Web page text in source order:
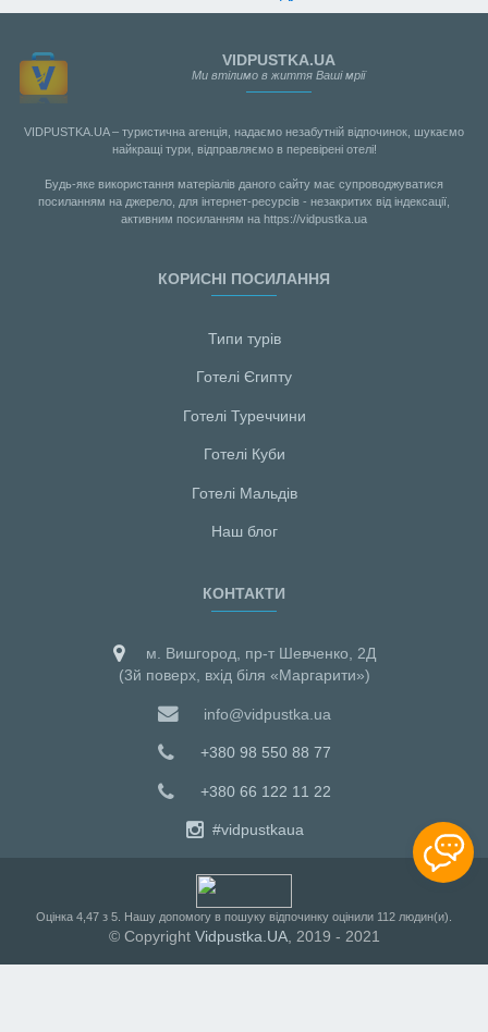
VIDPUSTKA.UA
Ми втілимо в життя Ваші мрії
VIDPUSTKA.UA – туристична агенція, надаємо незабутній відпочинок, шукаємо
найкращі тури, відправляємо в перевірені отелі!
Будь-яке використання матеріалів даного сайту має супроводжуватися
посиланням на джерело, для інтернет-ресурсів - незакритих від індексації,
активним посиланням на https://vidpustka.ua
КОРИСНІ ПОСИЛАННЯ
Типи турів
Готелі Єгипту
Готелі Туреччини
Готелі Куби
Готелі Мальдiв
Наш блог
КОНТАКТИ
м. Вишгород, пр-т Шевченко, 2Д
(3й поверх, вхід біля «Маргарити»)
info@vidpustka.ua
+380 98 550 88 77
+380 66 122 11 22
#vidpustkaua
Оцiнка 4,47 з 5 . Нашу допомогу в пошуку відпочинку оцінили 112 людин(и).
© Copyright Vidpustka.UA, 2019 - 2021